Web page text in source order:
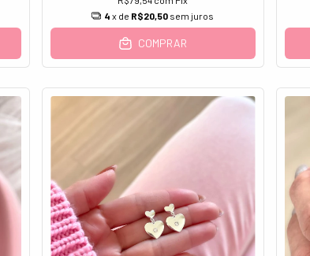
4 x de R$20,50 sem juros
COMPRAR